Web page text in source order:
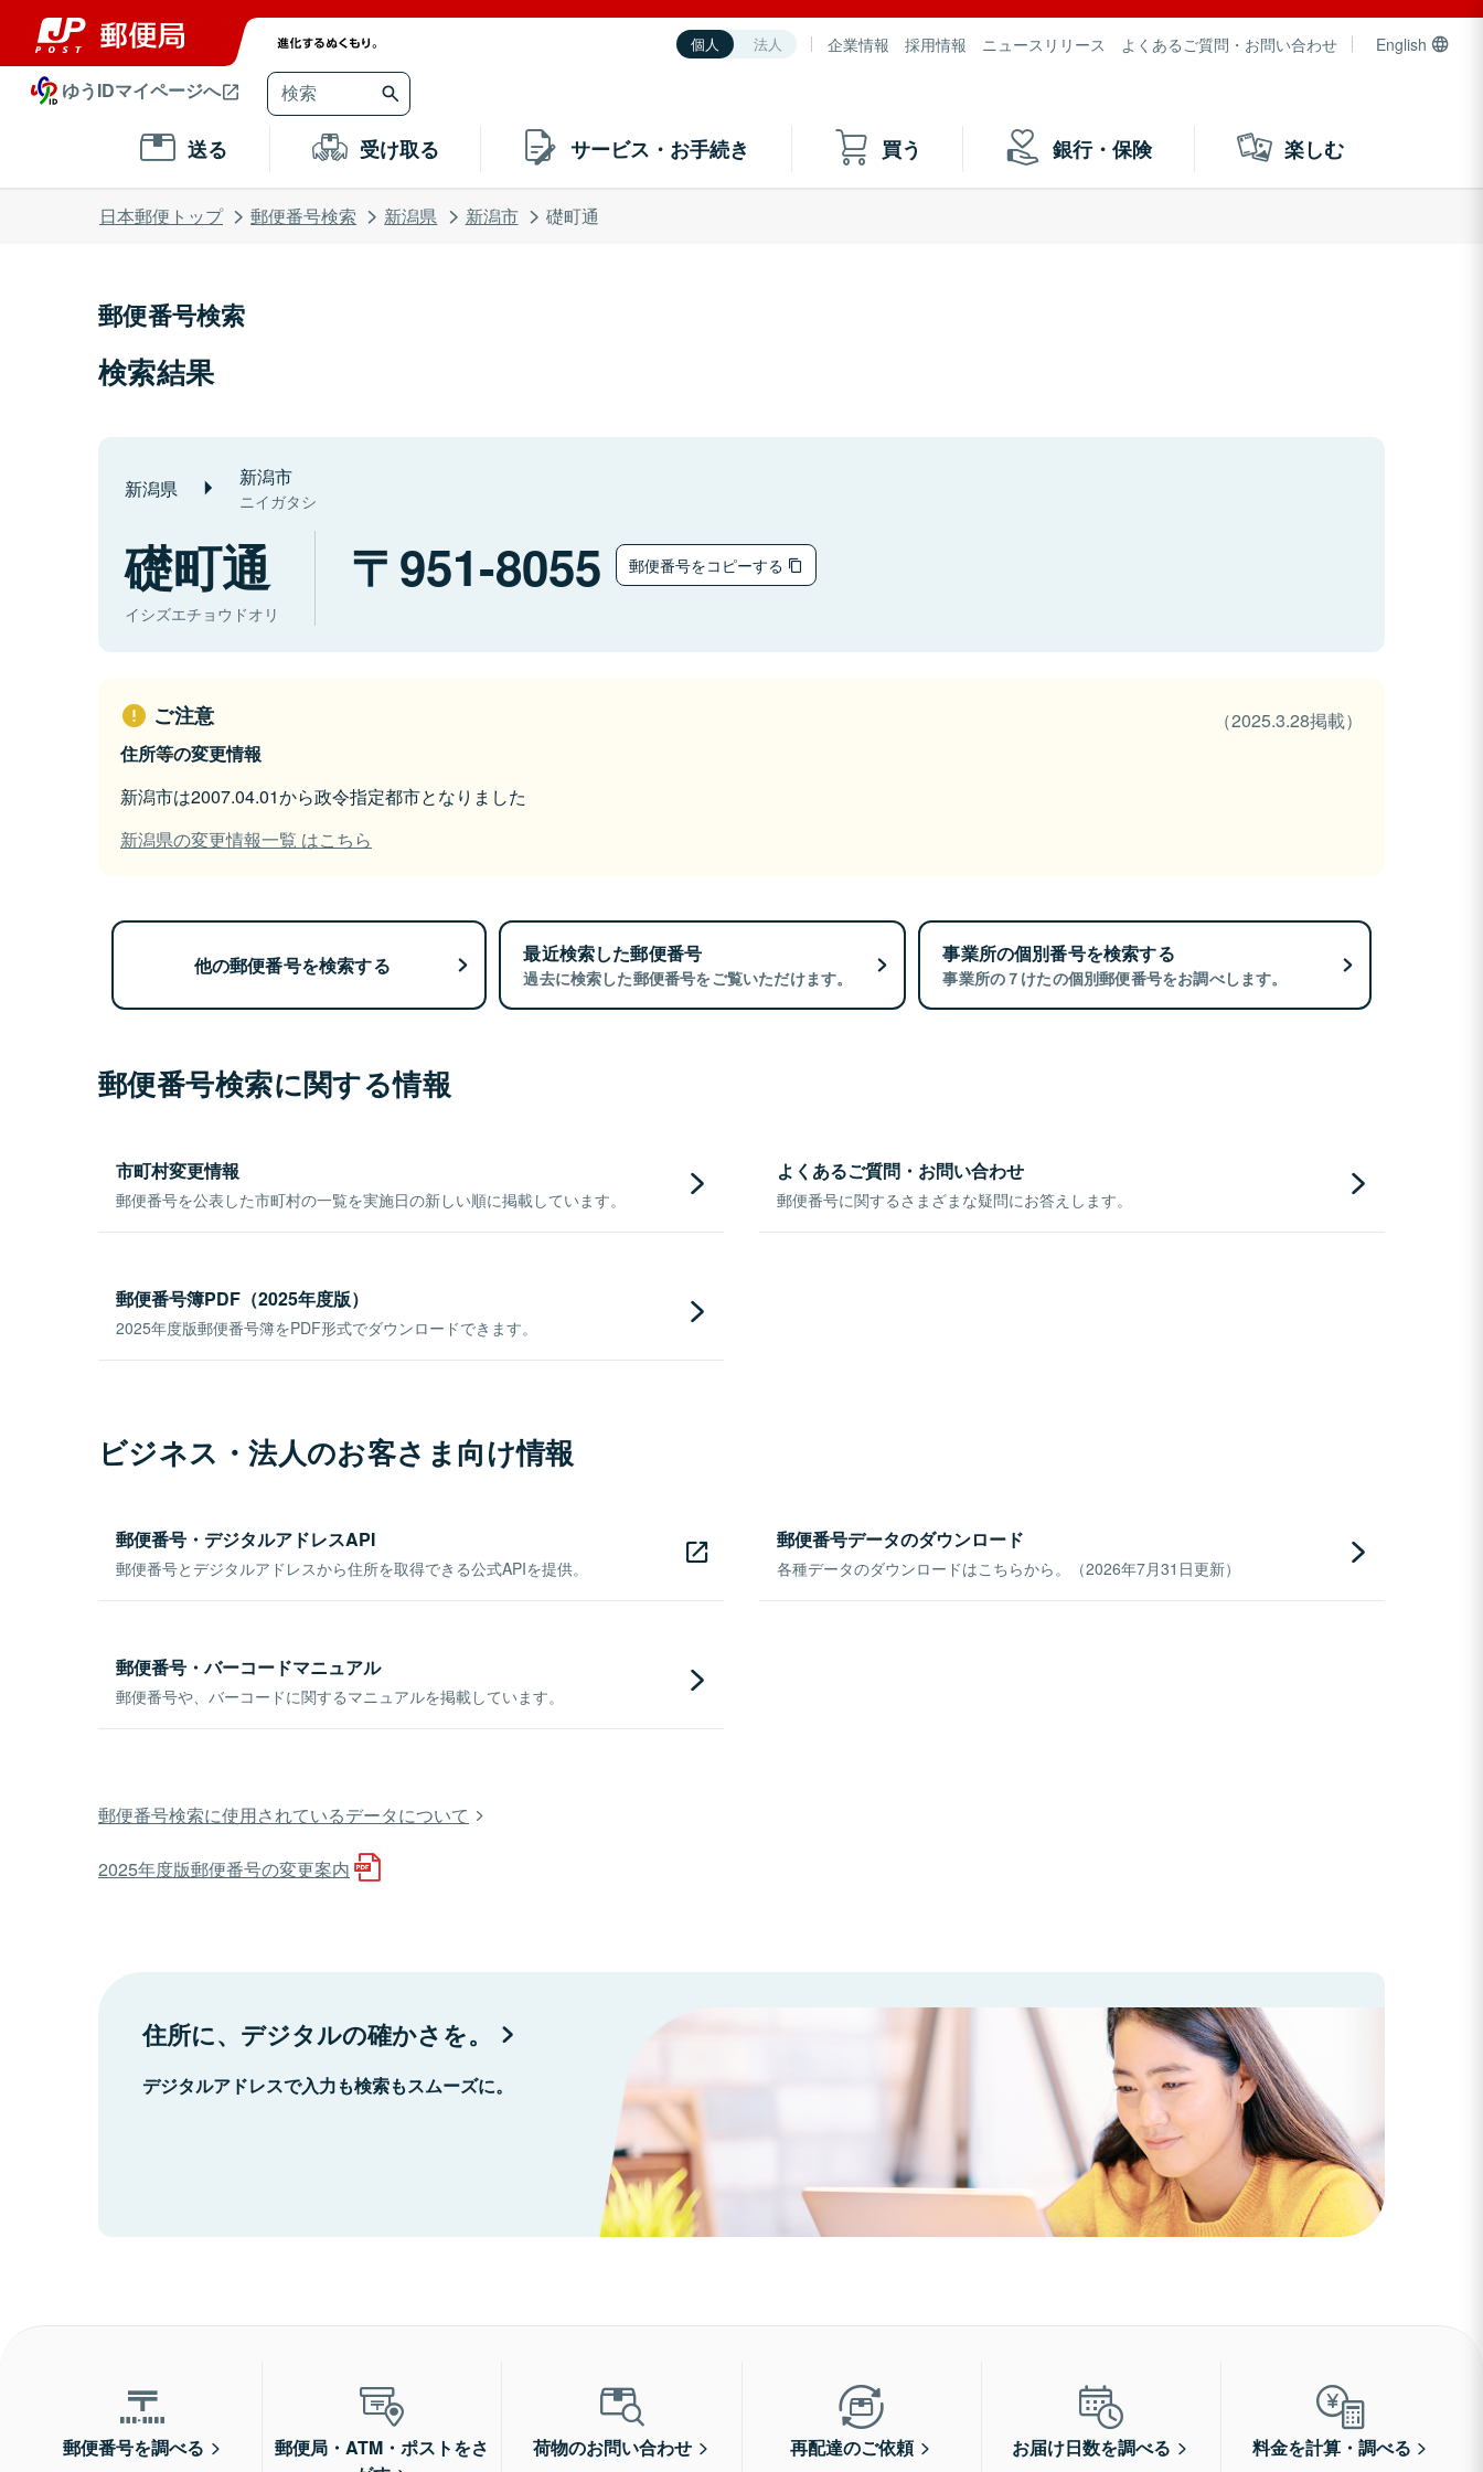
個人 法人 企業情報 採用情報 ニュースリリース よくあるご質問・お問い合わせ English
ゆうIDマイページへ
送る 受け取る サービス・お手続き 買う 銀行・保険 楽しむ
日本郵便トップ 郵便番号検索 新潟県 新潟市 礎町通
郵便番号検索
検索結果
新潟県 新潟市
ニイガタシ
礎町通
イシズエチョウドオリ
951-8055 郵便番号をコピーする
ご注意
（2025.3.28掲載）
住所等の変更情報
新潟市は2007.04.01から政令指定都市となりました
新潟県の変更情報一覧 はこちら
他の郵便番号を検索する 最近検索した郵便番号
過去に検索した郵便番号をご覧いただけます。
事業所の個別番号を検索する
事業所の７けたの個別郵便番号をお調べします。
郵便番号検索に関する情報
市町村変更情報
郵便番号を公表した市町村の一覧を実施日の新しい順に掲載しています。
よくあるご質問・お問い合わせ
郵便番号に関するさまざまな疑問にお答えします。
郵便番号簿PDF（2025年度版）
2025年度版郵便番号簿をPDF形式でダウンロードできます。
ビジネス・法人のお客さま向け情報
郵便番号・デジタルアドレスAPI
郵便番号とデジタルアドレスから住所を取得できる公式APIを提供。
郵便番号データのダウンロード
各種データのダウンロードはこちらから。（2026年7月31日更新）
郵便番号・バーコードマニュアル
郵便番号や、バーコードに関するマニュアルを掲載しています。
郵便番号検索に使用されているデータについて
2025年度版郵便番号の変更案内
住所に、デジタルの確かさを。
デジタルアドレスで入力も検索もスムーズに。
郵便番号を調べる
郵便局・ATM・ポストをさ
荷物のお問い合わせ 再配達のご依頼 お届け日数を調べる 料金を計算・調べる